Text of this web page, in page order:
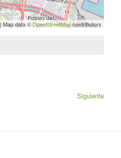
| Map data ©OpenStreetMapcontributors
Siguiente